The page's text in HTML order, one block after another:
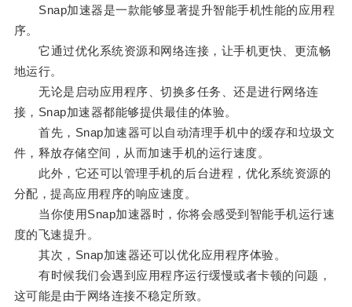
Snap加速器是一款能够显著提升智能手机性能的应用程
序。
它通过优化系统资源和网络连接，让手机更快、更流畅
地运行。
无论是启动应用程序、切换多任务、还是进行网络连
接，Snap加速器都能够提供最佳的体验。
首先，Snap加速器可以自动清理手机中的缓存和垃圾文
件，释放存储空间，从而加速手机的运行速度。
此外，它还可以管理手机的后台进程，优化系统资源的
分配，提高应用程序的响应速度。
当你使用Snap加速器时，你将会感受到智能手机运行速
度的飞速提升。
其次，Snap加速器还可以优化应用程序体验。
有时候我们会遇到应用程序运行缓慢或者卡顿的问题，
这可能是由于网络连接不稳定所致。